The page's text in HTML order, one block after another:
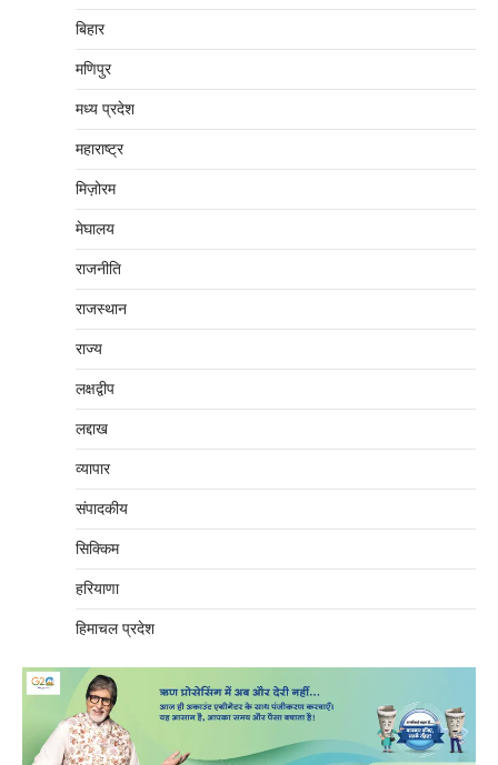
बिहार
मणिपुर
मध्‍य प्रदेश
महाराष्‍ट्र
मिज़ोरम
मेघालय
राजनीति
राजस्थान
राज्य
लक्षद्वीप
लद्दाख
व्यापार
संपादकीय
सिक्किम
हरियाणा
हिमाचल प्रदेश